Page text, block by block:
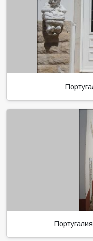
Португалия